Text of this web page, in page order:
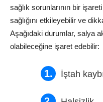
sağlık sorunlarının bir
sağlığını etkileyebilir ve
Aşağıdaki durumlar, salya
olabileceğine işaret edebilir:
İştah